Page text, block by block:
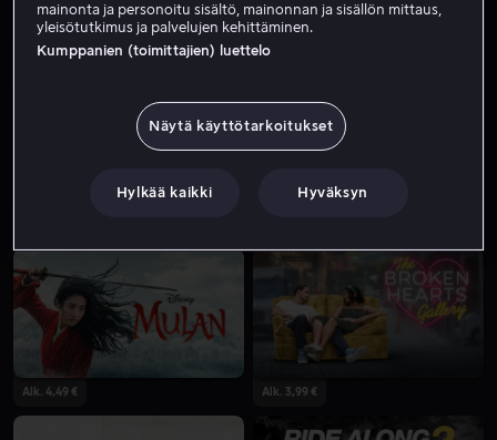
Alk. 4,99 € Alk. 3,99 €
Alk. 4,49 € Alk. 3,99 €
mainonta ja personoitu sisältö, mainonnan ja sisällön mittaus,
yleisötutkimus ja palvelujen kehittäminen.
Kumppanien (toimittajien) luettelo
Näytä käyttötarkoitukset
Hylkää kaikki Hyväksyn